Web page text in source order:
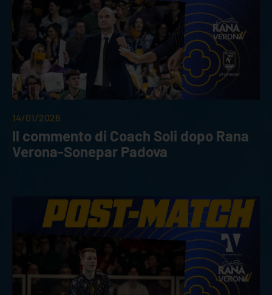
14/01/2026
Il commento di Coach Soli dopo Rana
Verona-Sonepar Padova